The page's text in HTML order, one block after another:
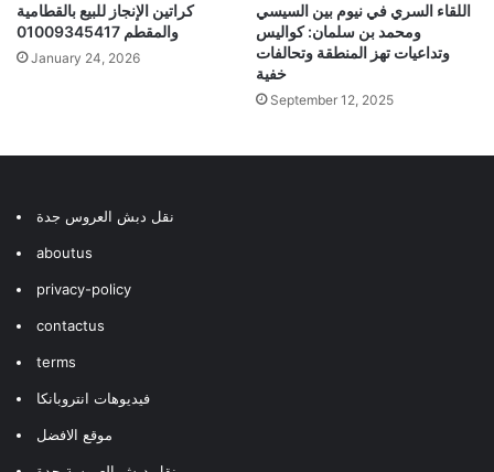
كراتين الإنجاز للبيع بالقطامية
والمقطم 01009345417
January 24, 2026
اللقاء السري في نيوم بين السيسي
ومحمد بن سلمان: كواليس
وتداعيات تهز المنطقة وتحالفات
خفية
September 12, 2025
نقل دبش العروس جدة
aboutus
privacy-policy
contactus
terms
فيديوهات انتروبانكا
موقع الافضل